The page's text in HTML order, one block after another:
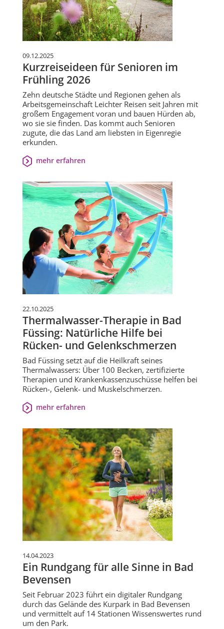
09.12.2025
Kurzreiseideen für Senioren im
Frühling 2026
Zehn deutsche Städte und Regionen gehen als
Arbeitsgemeinschaft Leichter Reisen seit Jahren mit
großem Engagement voran und bauen Hürden ab,
wo sie sie finden. Das kommt auch Senioren
zugute, die das Land am liebsten in Eigenregie
erkunden.
mehr erfahren
22.10.2025
Thermalwasser-Therapie in Bad
Füssing: Natürliche Hilfe bei
Rücken- und Gelenkschmerzen
Bad Füssing setzt auf die Heilkraft seines
Thermalwassers: Über 100 Becken, zertifizierte
Therapien und Krankenkassenzuschüsse helfen bei
Rücken-, Gelenk- und Muskelschmerzen.
mehr erfahren
14.04.2023
Ein Rundgang für alle Sinne in Bad
Bevensen
Seit Februar 2023 führt ein digitaler Rundgang
durch das Gelände des Kurpark in Bad Bevensen
und vermittelt auf 14 Stationen Wissenswertes rund
um den Park.